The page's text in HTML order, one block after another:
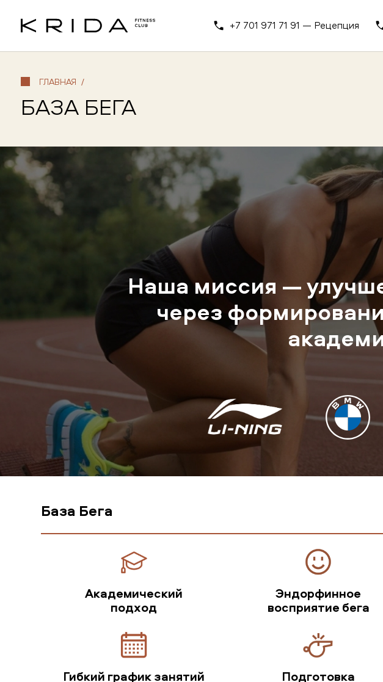
+7 701 971 71 91 — Рецепция
ГЛАВНАЯ /
БАЗА БЕГА
Наша миссия —
через
База Бега
Академический
подход
Эндорфинное
восприятие бега
Гибкий график занятий
Подготовка